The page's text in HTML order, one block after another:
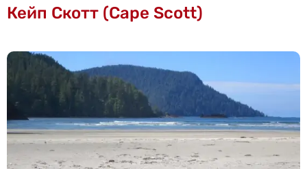
Кейп Скотт (Cape Scott)